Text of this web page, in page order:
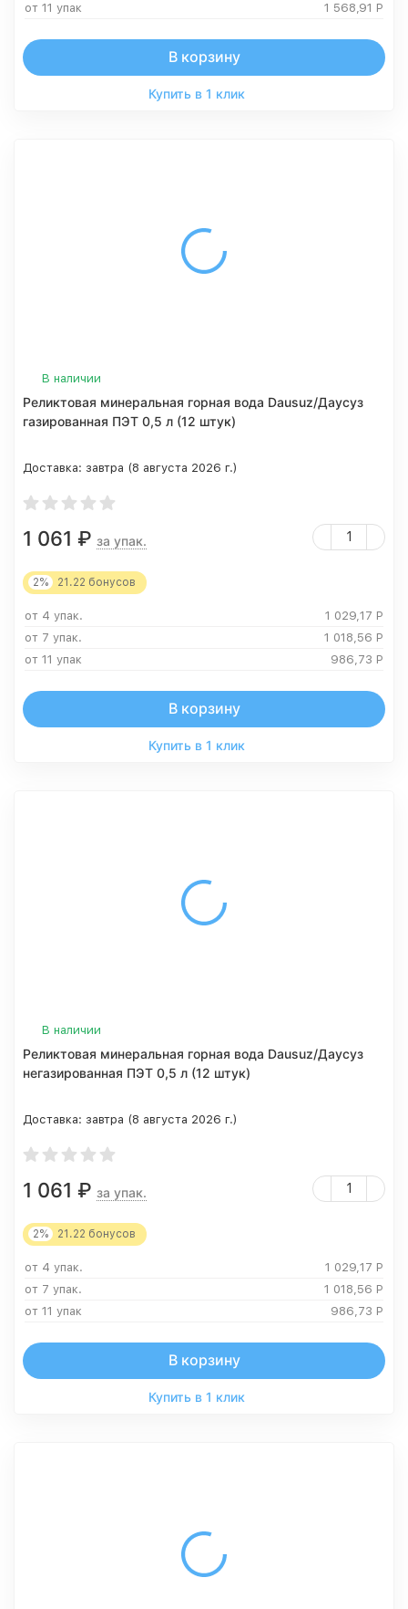
от 11 упак
1 568,91 Р
В корзину
Купить в 1 клик
В наличии
Реликтовая минеральная горная вода Dausuz/Даусуз
газированная ПЭТ 0,5 л (12 штук)
Доставка: завтра (8 августа 2026 г.)
1 061 ₽ за упак.
2% 21.22 бонусов
от 4 упак. 1 029,17 Р
от 7 упак.
1 018,56 Р
от 11 упак
986,73 Р
В корзину
Купить в 1 клик
В наличии
Реликтовая минеральная горная вода Dausuz/Даусуз
негазированная ПЭТ 0,5 л (12 штук)
Доставка: завтра (8 августа 2026 г.)
1 061 ₽ за упак.
2% 21.22 бонусов
от 4 упак. 1 029,17 Р
от 7 упак.
1 018,56 Р
от 11 упак
986,73 Р
В корзину
Купить в 1 клик